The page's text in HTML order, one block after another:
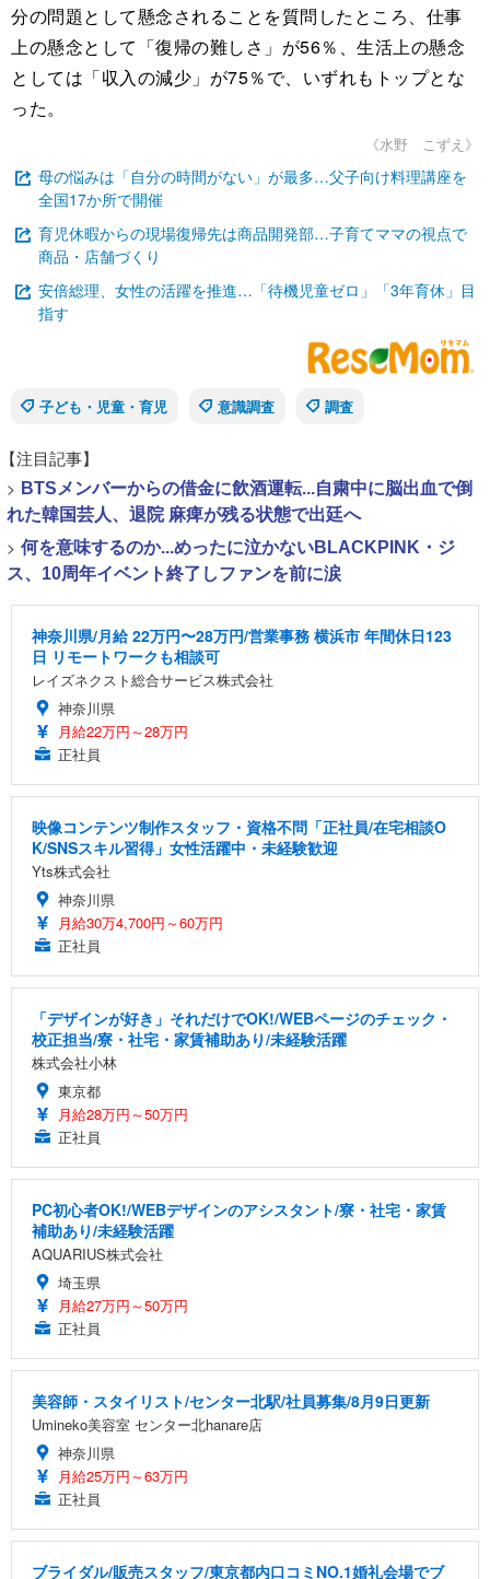
分の問題として懸念されることを質問したところ、仕事
上の懸念として「復帰の難しさ」が56％、生活上の懸念
としては「収入の減少」が75％で、いずれもトップとな
った。
《水野 こずえ》
母の悩みは「自分の時間がない」が最多…父子向け料理講座を
全国17か所で開催
育児休暇からの現場復帰先は商品開発部…子育てママの視点で
商品・店舗づくり
安倍総理、女性の活躍を推進…「待機児童ゼロ」「3年育休」目
指す
子ども・児童・育児 意識調査 調査
【注目記事】
> BTSメンバーからの借金に飲酒運転...自粛中に脳出血で倒
れた韓国芸人、退院 麻痺が残る状態で出廷へ
> 何を意味するのか...めったに泣かないBLACKPINK・ジ
ス、10周年イベント終了しファンを前に涙
神奈川県/月給 22万円〜28万円/営業事務 横浜市 年間休日123
日 リモートワークも相談可
レイズネクスト総合サービス株式会社
神奈川県
月給22万円～28万円
正社員
映像コンテンツ制作スタッフ・資格不問「正社員/在宅相談O
K/SNSスキル習得」女性活躍中・未経験歓迎
Yts株式会社
神奈川県
月給30万4,700円～60万円
正社員
「デザインが好き」それだけでOK!/WEBページのチェック・
校正担当/寮・社宅・家賃補助あり/未経験活躍
株式会社小林
東京都
月給28万円～50万円
正社員
PC初心者OK!/WEBデザインのアシスタント/寮・社宅・家賃
補助あり/未経験活躍
AQUARIUS株式会社
埼玉県
月給27万円～50万円
正社員
美容師・スタイリスト/センター北駅/社員募集/8月9日更新
Umineko美容室 センター北hanare店
神奈川県
月給25万円～63万円
正社員
ブライダル/販売スタッフ/東京都内口コミNO.1婚礼会場でブ